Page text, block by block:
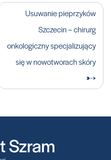
Usuwanie pieprzyków
Szczecin – chirurg
onkologiczny specjalizujący
się w nowotworach skóry